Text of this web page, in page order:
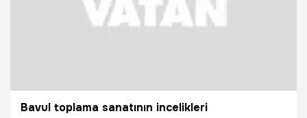
Bavul toplama sanatının incelikleri